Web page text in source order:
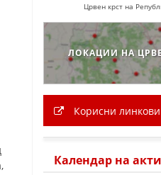
Црвен крст на
ЛОКАЦИИ НА
Корисни линкови
Календар на